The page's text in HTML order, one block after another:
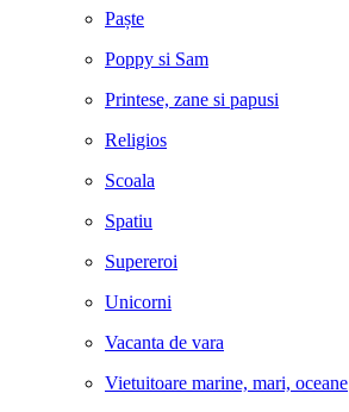
Paște
Poppy si Sam
Printese, zane si papusi
Religios
Scoala
Spatiu
Supereroi
Unicorni
Vacanta de vara
Vietuitoare marine, mari, oceane